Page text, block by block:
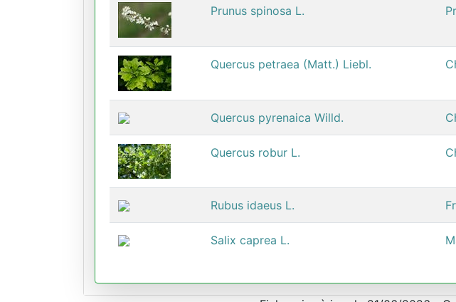
Prunus spinosa L.
Quercus petraea (Matt.) Liebl.
Quercus pyrenaica Willd.
Quercus robur L.
Rubus idaeus L.
Salix caprea L.